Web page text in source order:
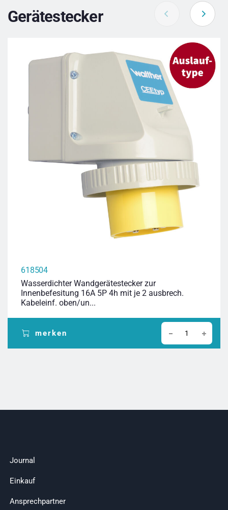
Gerätestecker
618504
Wasserdichter Wandgerätestecker zur
Innenbefesitung 16A 5P 4h mit je 2 ausbrech.
Kabeleinf. oben/un...
merken
Journal
Einkauf
Ansprechpartner